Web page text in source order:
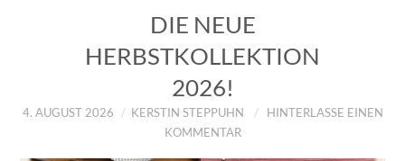
DIE NEUE
HERBSTKOLLEKTION
2026!
4. AUGUST 2026 KERSTIN STEPPUHN
HINTERLASSE EINEN
KOMMENTAR